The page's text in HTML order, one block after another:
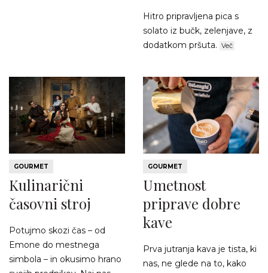
Hitro pripravljena pica s
solato iz bučk, zelenjave, z
dodatkom pršuta. Več
GOURMET
Kulinarični
časovni stroj
Potujmo skozi čas – od
Emone do mestnega
simbola – in okusimo hrano
GOURMET
Umetnost
priprave dobre
kave
Prva jutranja kava je tista, ki
nas, ne glede na to, kako